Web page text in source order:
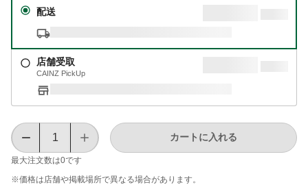
配送
店舗受取
CAINZ PickUp
最大注文数は0です
カートに入れる
※価格は​店舗や​掲載場所で​異なる​場合が​あります。